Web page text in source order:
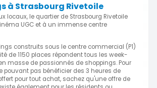
à Strasbourg Rivetoile
locaux, le quartier de Strasbourg Rivetoile
UGC et à un immense centre
construits sous le centre commercial (P1)
de 1150 places répondent tous les week-
masse de passionnés de shoppings. Pour
pouvant pas bénéficier des 3 heures de
pour tout achat, sachez qu'une offre de